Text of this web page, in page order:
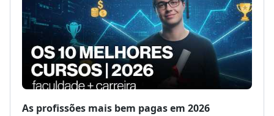
As profissões mais bem pagas em 2026